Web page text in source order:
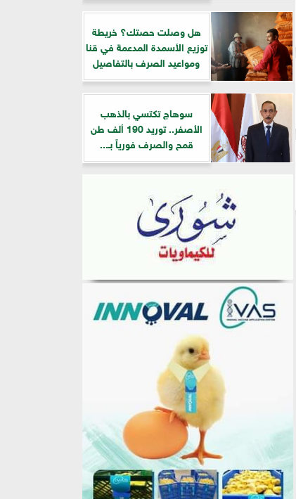
هل وصلت حصتك؟ خريطة
توزيع الأسمدة المدعمة في قنا
ومواعيد الصرف بالتفاصيل
سوهاج تكتسي بالذهب
الأصفر.. توريد 190 ألف طن
قمح والصرف فورياً بـ...